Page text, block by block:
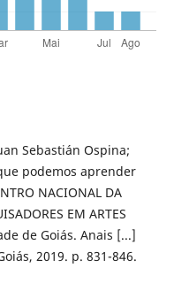
Sebastián Ospina;
podemos aprender
NACIONAL DA
EM ARTES
de Goiás. Anais [...]
2019. p. 831-846.